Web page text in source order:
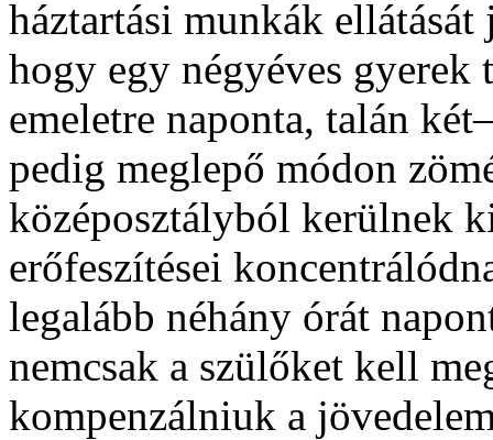
háztartási munkák
hogy egy négyéves
emeletre naponta, talán
pedig meglepő módon
középosztályból kerülnek
erőfeszítései
legalább néhány órát
nemcsak a szülőket kell
kompenzálniuk a